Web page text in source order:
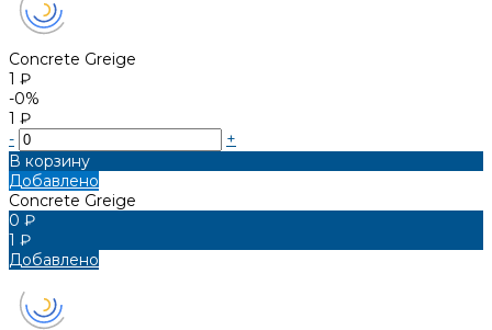
Concrete Greige
1 ₽
-0%
1 ₽
-
+
В корзину
Добавлено
Concrete Greige
0 ₽
1 ₽
Добавлено